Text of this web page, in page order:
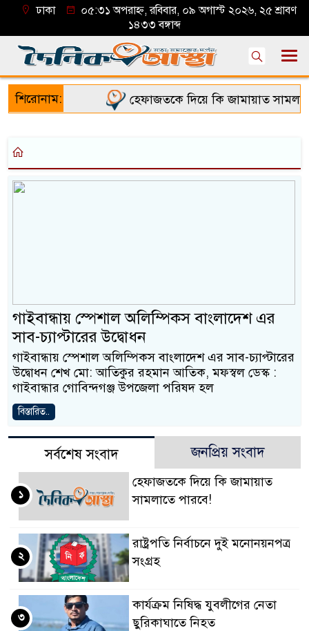
ঢাকা
০৫:৩১ অপরাহ্ন, রবিবার, ০৯ অগাস্ট ২০২৬, ২৫ শ্রাবণ
১৪৩৩ বঙ্গাব্দ
শিরোনাম: হেফাজতকে দিয়ে কি জামায়াত
গাইবান্ধায় স্পেশাল অলিম্পিকস বাংলাদেশ এর
সাব-চ্যাপ্টারের উদ্বোধন
গাইবান্ধায় স্পেশাল অলিম্পিকস বাংলাদেশ এর সাব-চ্যাপ্টারের
উদ্বোধন শেখ মো: আতিকুর রহমান আতিক, মফস্বল ডেস্ক :
গাইবান্ধার গোবিন্দগঞ্জ উপজেলা পরিষদ হল
বিস্তারিত..
সর্বশেষ সংবাদ জনপ্রিয় সংবাদ
হেফাজতকে দিয়ে কি জামায়াত
সামলাতে পারবে!
১
রাষ্ট্রপতি নির্বাচনে দুই মনোনয়নপত্র
সংগ্রহ
২
কার্যক্রম নিষিদ্ধ যুবলীগের নেতা
ছুরিকাঘাতে নিহত
৩